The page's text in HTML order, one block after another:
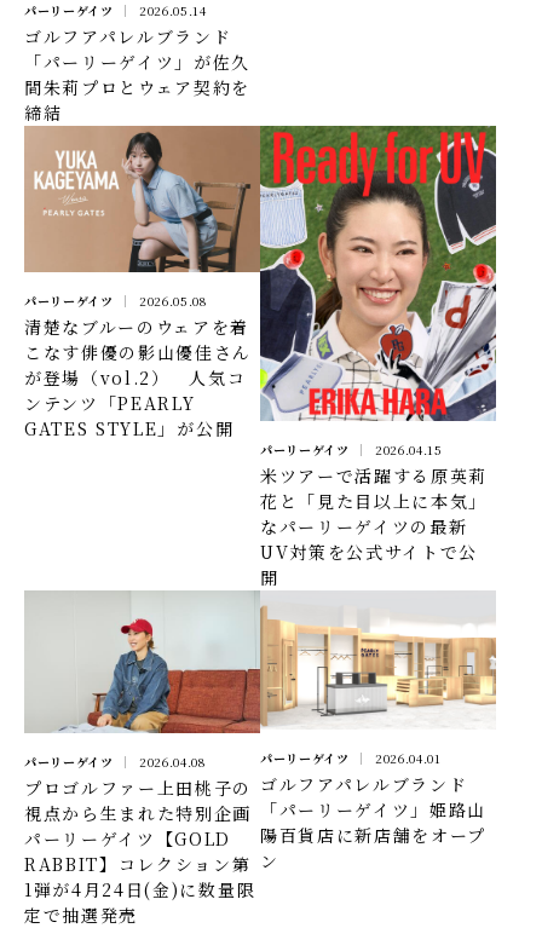
パーリーゲイツ 2026.05.14
ゴルフアパレルブランド
「パーリーゲイツ」が佐久
間朱莉プロとウェア契約を
締結
パーリーゲイツ 2026.05.08
清楚なブルーのウェアを着
こなす俳優の影山優佳さん
が登場（vol.2） 人気コ
ンテンツ「PEARLY
GATES STYLE」が公開
パーリーゲイツ 2026.04.15
米ツアーで活躍する原英莉
花と「見た目以上に本気」
なパーリーゲイツの最新
UV対策を公式サイトで公
開
パーリーゲイツ 2026.04.08
プロゴルファー上田桃子の
視点から生まれた特別企画
パーリーゲイツ【GOLD
RABBIT】コレクション第
1弾が4月24日(金)に数量限
定で抽選発売
パーリーゲイツ 2026.04.01
ゴルフアパレルブランド
「パーリーゲイツ」姫路山
陽百貨店に新店舗をオープ
ン